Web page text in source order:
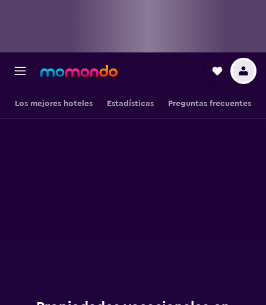
Los mejores hoteles Estadísticas Preguntas frecuentes